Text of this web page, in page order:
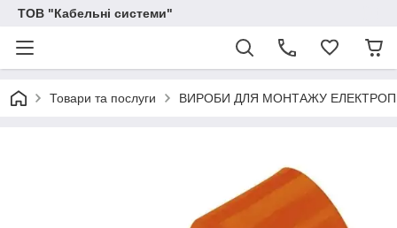
ТОВ "Кабельні системи"
Товари та послуги ВИРОБИ ДЛЯ МОНТАЖУ